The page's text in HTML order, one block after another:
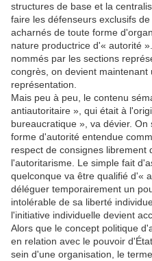
structures de base et la
faire les défenseurs exclusifs
acharnés de toute forme
nature productrice d'« autorité
nommés par les sections
congrès, on devient
représentation.
Mais peu à peu, le contenu
antiautoritaire », qui était à
bureaucratique », va dévier.
forme d'autorité entendue
respect de consignes librement
l'autoritarisme. Le simple fait
quelconque va être qualifié d'«
déléguer temporairement un
intolérable de sa liberté
l'initiative individuelle devient
Alors que le concept politique
en relation avec le pouvoir
sein d'une organisation, le